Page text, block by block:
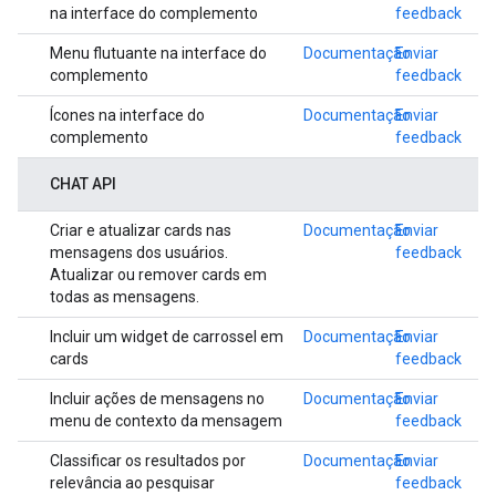
na interface do complemento feedback
Menu flutuante na interface do
complemento
DocumentaçãoEnviar
feedback
Ícones na interface do
complemento
DocumentaçãoEnviar
feedback
CHAT API
Criar e atualizar cards nas
mensagens dos usuários.
Atualizar ou remover cards em
todas as mensagens.
DocumentaçãoEnviar
feedback
Incluir um widget de carrossel em
cards
DocumentaçãoEnviar
feedback
Incluir ações de mensagens no
menu de contexto da mensagem
DocumentaçãoEnviar
feedback
Classificar os resultados por
relevância ao pesquisar
DocumentaçãoEnviar
feedback